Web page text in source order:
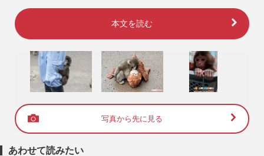
本文を読む
写真から先に見る
あわせて読みたい